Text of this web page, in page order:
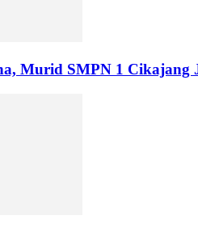
Murid SMPN 1 Cikajang